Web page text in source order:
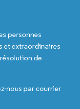
personnes
et extraordinaires
de
nous par courrier